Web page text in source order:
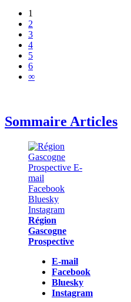
1
2
3
4
5
6
∞
Sommaire Articles
Région
Gascogne
Prospective
E-mail
Facebook
Bluesky
Instagram